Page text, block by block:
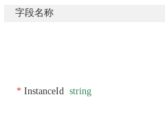
字段名称
InstanceId string